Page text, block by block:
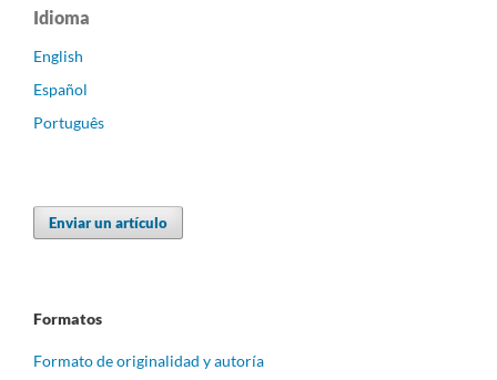
Idioma
English
Español
Português
Enviar un artículo
Formatos
Formato de originalidad y autoría